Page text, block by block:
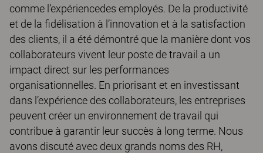
comme l’expériencedes employés. De la productivité
et de la fidélisation à l’innovation et à la satisfaction
des clients, il a été démontré que la manière dont vos
collaborateurs vivent leur poste de travail a un
impact direct sur les performances
organisationnelles. En priorisant et en investissant
dans l’expérience des collaborateurs, les entreprises
peuvent créer un environnement de travail qui
contribue à garantir leur succès à long terme. Nous
avons discuté avec deux grands noms des RH,